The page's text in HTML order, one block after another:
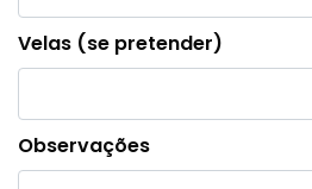
Velas (se pretender)
Observações